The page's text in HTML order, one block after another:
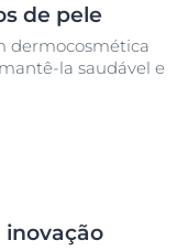
de pele
dermocosmética
la saudável e
inovação